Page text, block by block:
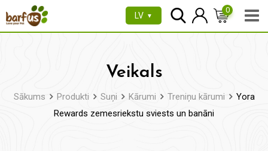
uz
LV ▼
0
Veikals
Sākums Produkti Suņi Kārumi Treniņu kārumi
Yora
Rewards zemesriekstu sviests un banāni